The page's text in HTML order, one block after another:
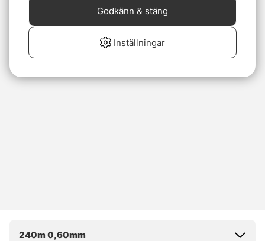
240m 0,60mm
Inställningar
Godkänn & stäng